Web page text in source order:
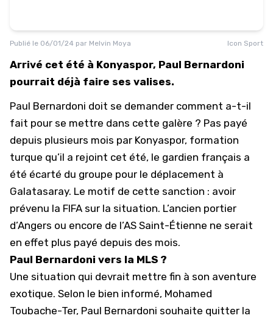
Publié le 06/01/24 par Melvin Moya Icon Sport
Arrivé cet été à Konyaspor, Paul Bernardoni
pourrait déjà faire ses valises.
Paul Bernardoni doit se demander comment a-t-il
fait pour se mettre dans cette galère ? Pas payé
depuis plusieurs mois par Konyaspor, formation
turque qu’il a rejoint cet été, le gardien français a
été écarté du groupe pour le déplacement à
Galatasaray. Le motif de cette sanction : avoir
prévenu la FIFA sur la situation. L’ancien portier
d’Angers ou encore de l’AS Saint-Étienne ne serait
en effet plus payé depuis des mois.
Paul Bernardoni vers la MLS ?
Une situation qui devrait mettre fin à son aventure
exotique. Selon le bien informé, Mohamed
Toubache-Ter, Paul Bernardoni souhaite quitter la